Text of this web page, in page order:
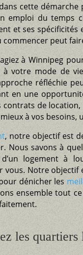
cette
emploi du temps
et ses
commencer peut
à Winnipeg
à votre mode de
réfléchie
en une
contrats de
à vos
, notre objectif est
Nous savons à
logement à
vous. Notre
dénicher les
ensemble tout
les quartiers